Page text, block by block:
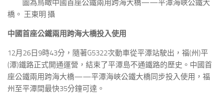
圖為鳥瞰中國首座公鐵兩用跨海大橋——平潭海峽公鐵大
橋。 王東明 攝
中國首座公鐵兩用跨海大橋投入使用
12月26日9時43分，隨著G5322次動車從平潭站駛出，福(州)平
(潭)鐵路正式開通運營，結束了平潭島不通鐵路的歷史。中國首
座公鐵兩用跨海大橋——平潭海峽公鐵大橋同步投入使用，福
州至平潭間最快35分鐘可達。